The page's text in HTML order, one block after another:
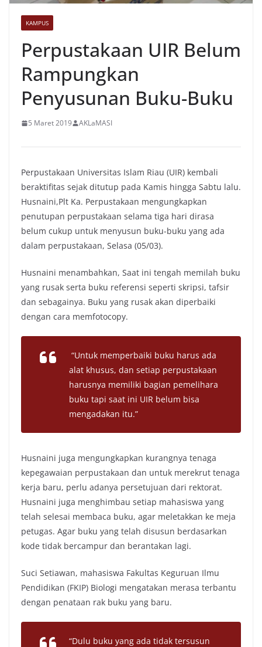
KAMPUS
Perpustakaan UIR Belum
Rampungkan
Penyusunan Buku-Buku
5 Maret 2019 AKLaMASI
Perpustakaan Universitas Islam Riau (UIR) kembali
beraktifitas sejak ditutup pada Kamis hingga Sabtu lalu.
Husnaini,Plt Ka. Perpustakaan mengungkapkan
penutupan perpustakaan selama tiga hari dirasa
belum cukup untuk menyusun buku-buku yang ada
dalam perpustakaan, Selasa (05/03).
Husnaini menambahkan, Saat ini tengah memilah buku
yang rusak serta buku referensi seperti skripsi, tafsir
dan sebagainya. Buku yang rusak akan diperbaiki
dengan cara memfotocopy.
“Untuk memperbaiki buku harus ada
alat khusus, dan setiap perpustakaan
harusnya memiliki bagian pemelihara
buku tapi saat ini UIR belum bisa
mengadakan itu.”
Husnaini juga mengungkapkan kurangnya tenaga
kepegawaian perpustakaan dan untuk merekrut tenaga
kerja baru, perlu adanya persetujuan dari rektorat.
Husnaini juga menghimbau setiap mahasiswa yang
telah selesai membaca buku, agar meletakkan ke meja
petugas. Agar buku yang telah disusun berdasarkan
kode tidak bercampur dan berantakan lagi.
Suci Setiawan, mahasiswa Fakultas Keguruan Ilmu
Pendidikan (FKIP) Biologi mengatakan merasa terbantu
dengan penataan rak buku yang baru.
“Dulu buku yang ada tidak tersusun